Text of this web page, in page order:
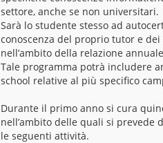
settore, anche se non universitari.
Sarà lo studente stesso ad
conoscenza del proprio tutor e
nell’ambito della relazione
Tale programma potrà includere
school relative al più specifico
Durante il primo anno si cura
nell’ambito delle quali si prevede
le seguenti attività.